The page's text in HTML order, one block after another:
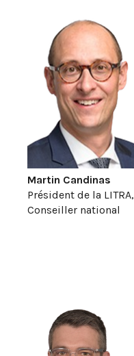
Martin Candinas
Président de la LITRA,
Conseiller national